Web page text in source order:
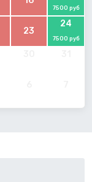
7500 руб
23
24
7500 руб